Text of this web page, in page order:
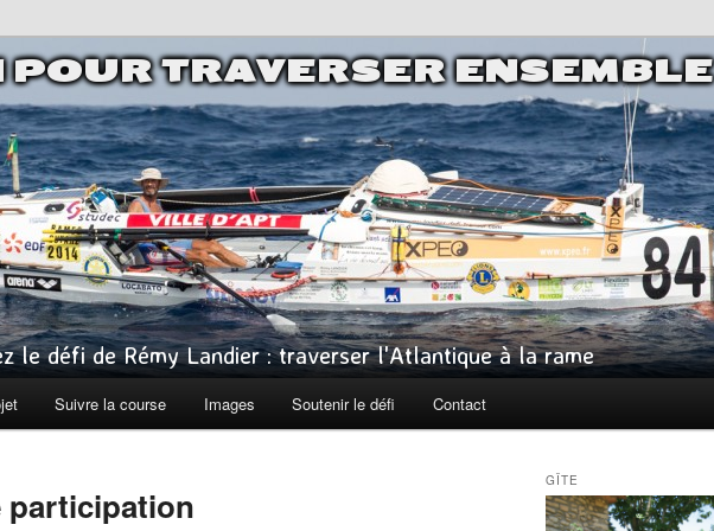
POUR TRAVERSER ENSEMBLE
le défi de Rémy Landier : traverser l'Atlantique à la rame
Suivre la course Images Soutenir le défi Contact
participation
GÎTE